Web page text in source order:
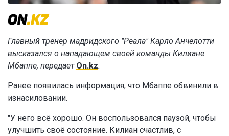
Главный тренер мадридского "Реала" Карло Анчелотти
высказался о нападающем своей команды Килиане
Мбаппе, передает On.kz.
Ранее появилась информация, что Мбаппе обвинили в
изнасиловании.
"У него всё хорошо. Он воспользовался паузой, чтобы
улучшить своё состояние. Килиан счастлив, с